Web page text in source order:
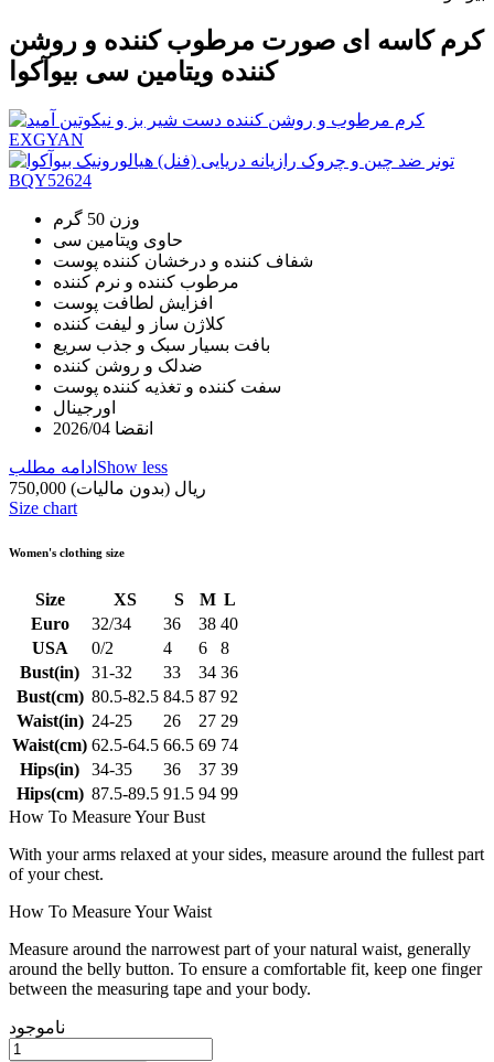
کرم کاسه ای صورت مرطوب کننده و روشن
کننده ویتامین سی بیوآکوا
وزن 50 گرم
حاوی ویتامین سی
شفاف کننده و درخشان کننده پوست
مرطوب کننده و نرم کننده
افزایش لطافت پوست
کلاژن ساز و لیفت کننده
بافت بسیار سبک و جذب سریع
ضدلک و روشن کننده
سفت کننده و تغذیه کننده پوست
اورجینال
انقضا 2026/04
ادامه مطلب Show less
750,000 ریال (بدون مالیات)
Size chart
Women's clothing size
Size XS S M L
Euro
32/34 36 38 40
USA
0/2 4 6
8
Bust(in)
31-32 33 34 36
Bust(cm) 80.5-82.5 84.5 87 92
Waist(in) 24-25 26 27 29
Waist(cm) 62.5-64.5 66.5 69 74
Hips(in)
34-35 36 37 39
Hips(cm) 87.5-89.5 91.5 94 99
How To Measure Your Bust
With your arms relaxed at your sides, measure around the fullest part
of your chest.
How To Measure Your Waist
Measure around the narrowest part of your natural waist, generally
around the belly button. To ensure a comfortable fit, keep one finger
between the measuring tape and your body.
ناموجود